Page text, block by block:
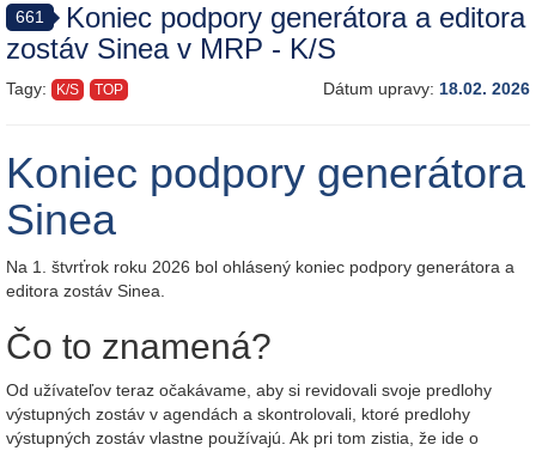
661
Koniec podpory generátora a editora
zostáv Sinea v MRP - K/S
Tagy: K/S TOP Dátum upravy: 18.02. 2026
Koniec podpory generátora
Sinea
Na 1. štvrťrok roku 2026 bol ohlásený koniec podpory generátora a
editora zostáv Sinea.
Čo to znamená?
Od užívateľov teraz očakávame, aby si revidovali svoje predlohy
výstupných zostáv v agendách a skontrolovali, ktoré predlohy
výstupných zostáv vlastne používajú. Ak pri tom zistia, že ide o